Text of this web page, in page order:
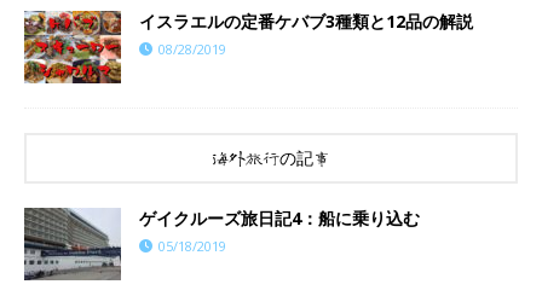
イスラエルの定番ケバブ3種類と12品の解説
08/28/2019
海外旅行の記事
ゲイクルーズ旅日記4：船に乗り込む
05/18/2019